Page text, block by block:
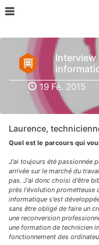
Interview
19 Fé. 2015
Laurence,
Quel est le parcours qui
J'ai toujours été passionnée
arrivée sur le marché du
pas. J'ai donc choisi d'être
près l'évolution prometteuse
informatique s'est
sans être obligé de faire un
une reconversion
une formation de technicien
fonctionnement des